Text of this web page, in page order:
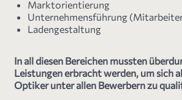
Marktorientierung
Unternehmensführung
Ladengestaltung
In all diesen Bereichen mussten
Leistungen erbracht werden, um sich
Optiker unter allen Bewerbern zu